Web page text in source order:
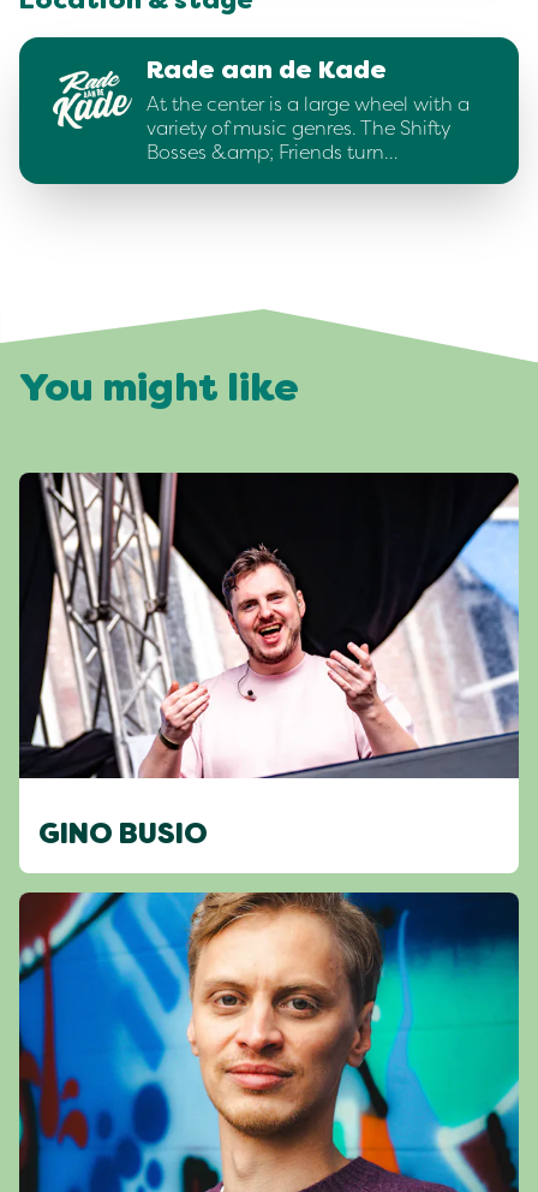
Rade aan de Kade
At the center is a large wheel with a
variety of music genres. The Shifty
Bosses &amp; Friends turn…
You might like
GINO BUSIO